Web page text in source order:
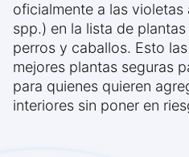
oficialmente a las violetas
spp.) en la lista de
perros y caballos. Esto
mejores plantas seguras
para quienes quieren
interiores sin poner en